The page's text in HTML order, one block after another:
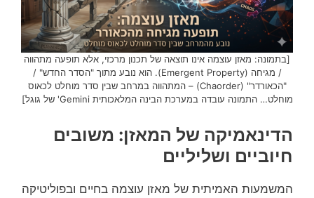
[בתמונה: מאזן עוצמה אינו תוצאה של תכנון מרכזי, אלא תופעה מתהווה
/ מגיחה (Emergent Property). הוא נובע מתוך "הסדר החדש" /
"הכאורדר" (Chaorder) – המתהווה במרחב שבין סדר מוחלט לכאוס
מוחלט… התמונה עובדה במערכת הבינה המלאכותית Gemini' של גוגל]
הדינאמיקה של המאזן: משובים
חיוביים ושליליים
המשמעות האמיתית של מאזן עוצמה בחיים ובפוליטיקה